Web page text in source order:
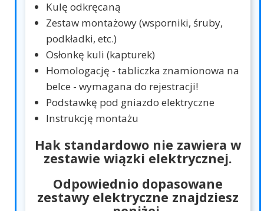
Kulę odkręcaną
Zestaw montażowy (wsporniki, śruby,
podkładki, etc.)
Osłonkę kuli (kapturek)
Homologację - tabliczka znamionowa na
belce - wymagana do rejestracji!
Podstawkę pod gniazdo elektryczne
Instrukcję montażu
Hak standardowo nie zawiera w
zestawie wiązki elektrycznej.
Odpowiednio dopasowane
zestawy elektryczne znajdziesz